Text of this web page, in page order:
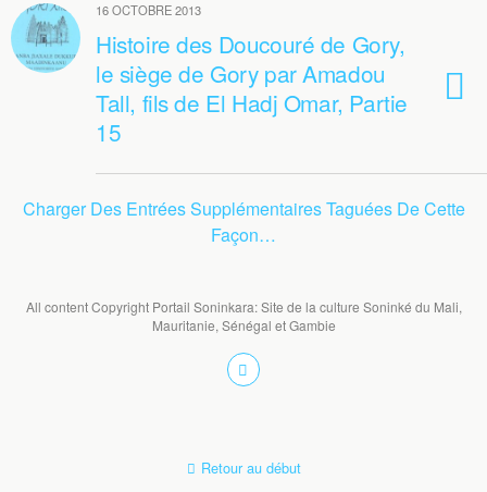
16 OCTOBRE 2013
Histoire des Doucouré de Gory,
le siège de Gory par Amadou
Tall, fils de El Hadj Omar, Partie
15
Charger Des Entrées Supplémentaires Taguées De Cette
Façon…
All content Copyright Portail Soninkara: Site de la culture Soninké du Mali,
Mauritanie, Sénégal et Gambie
Retour au début